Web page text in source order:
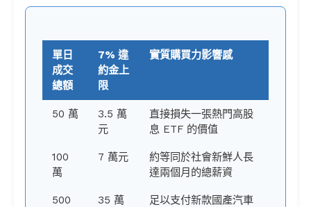
單日
成交
總額
7% 違
約金上
限
實質購買力影響感
50 萬
3.5 萬
元
直接損失一張熱門高股
息 ETF 的價值
100
萬
7 萬元
約等同於社會新鮮人長
達兩個月的總薪資
500
35 萬
足以支付新款國產汽車